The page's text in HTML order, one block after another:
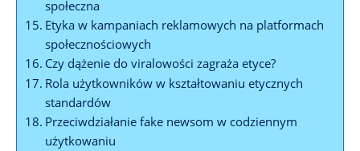
społeczna
Etyka w kampaniach reklamowych na platformach
społecznościowych
Czy dążenie do viralowości zagraża etyce?
Rola użytkowników w kształtowaniu etycznych
standardów
Przeciwdziałanie fake newsom w codziennym
użytkowaniu